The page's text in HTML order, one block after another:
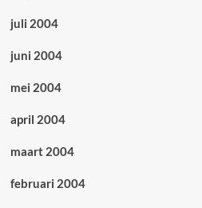
juli 2004
juni 2004
mei 2004
april 2004
maart 2004
februari 2004